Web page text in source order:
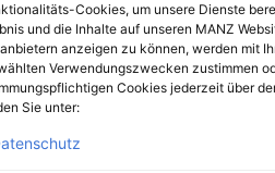
Cookies, um unsere Dienste
und die Inhalte auf unseren MANZ
anzeigen zu können, werden mit
Verwendungszwecken zustimmen
Cookies jederzeit über
Sie unter: